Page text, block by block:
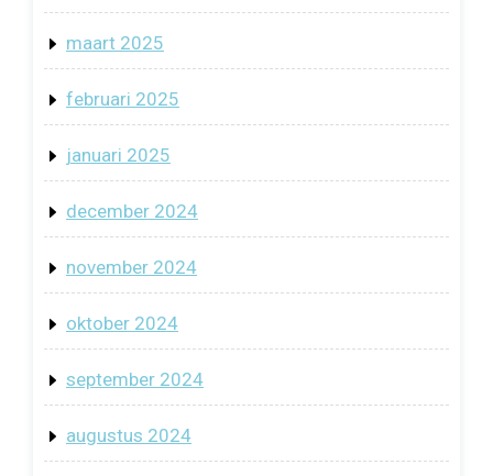
maart 2025
februari 2025
januari 2025
december 2024
november 2024
oktober 2024
september 2024
augustus 2024